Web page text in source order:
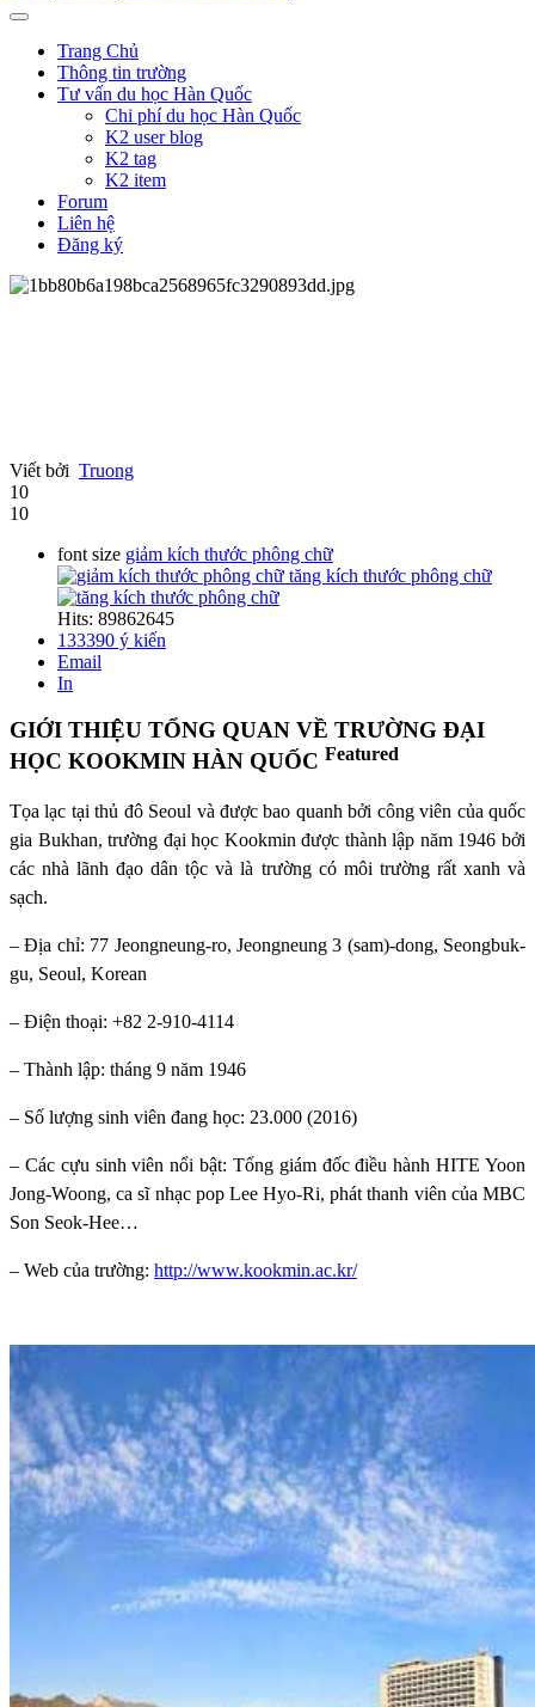
Trang Chủ
Thông tin trường
Tư vấn du học Hàn Quốc
Chi phí du học Hàn Quốc
K2 user blog
K2 tag
K2 item
Forum
Liên hệ
Đăng ký
Viết bởi Truong
10
10
font size giảm kích thước phông chữ
tăng kích thước phông chữ
Hits: 89862645
133390 ý kiến
Email
In
GIỚI THIỆU TỔNG QUAN VỀ TRƯỜNG ĐẠI
HỌC KOOKMIN HÀN QUỐC Featured
Tọa lạc tại thủ đô Seoul và được bao quanh bởi công viên của quốc
gia Bukhan, trường đại học Kookmin được thành lập năm 1946 bởi
các nhà lãnh đạo dân tộc và là trường có môi trường rất xanh và
sạch.
– Địa chỉ: 77 Jeongneung-ro, Jeongneung 3 (sam)-dong, Seongbuk-
gu, Seoul, Korean
– Điện thoại: +82 2-910-4114
– Thành lập: tháng 9 năm 1946
– Số lượng sinh viên đang học: 23.000 (2016)
– Các cựu sinh viên nổi bật: Tổng giám đốc điều hành HITE Yoon
Jong-Woong, ca sĩ nhạc pop Lee Hyo-Ri, phát thanh viên của MBC
Son Seok-Hee…
– Web của trường: http://www.kookmin.ac.kr/